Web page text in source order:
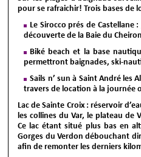
pour se rafraichir! Trois bases de
Le Sirocco prés de
découverte de la Baie du
Biké beach et la base
permettront baignades, ski-
Sails n’ sun à Saint André les
travers de location à la journée
Lac de Sainte Croix: réservoir
les collines du Var, le plateau de
Ce lac étant situé plus bas en
Gorges du Verdon débouchant
afin de remonter les derniers